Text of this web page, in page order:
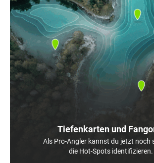
Tiefenkarten und
Als Pro-Angler kannst du jetzt noch
die Hot-Spots identifizieren.